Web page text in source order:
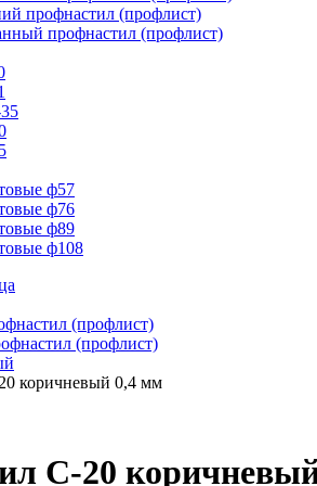
профнастил (профлист)
профнастил (профлист)
ф57
ф76
ф89
ф108
(профлист)
(профлист)
коричневый 0,4 мм
С-20